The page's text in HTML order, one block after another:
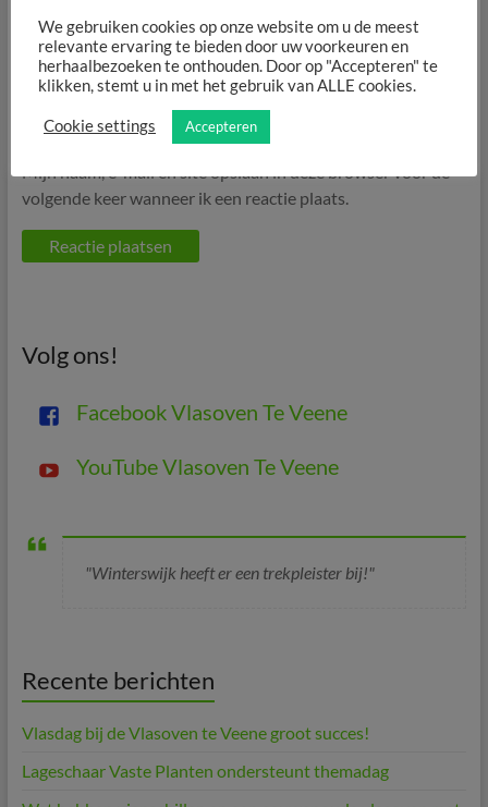
Site
volgende keer wanneer ik een reactie plaats.
Volg ons!
Facebook Vlasoven Te Veene
YouTube Vlasoven Te Veene
"Winterswijk heeft er een trekpleister bij!"
Recente berichten
Vlasdag bij de Vlasoven te Veene groot succes!
Lageschaar Vaste Planten ondersteunt themadag
We gebruiken cookies op onze website om u de meest
relevante ervaring te bieden door uw voorkeuren en
herhaalbezoeken te onthouden. Door op "Accepteren" te
klikken, stemt u in met het gebruik van ALLE cookies.
Cookie settings Accepteren